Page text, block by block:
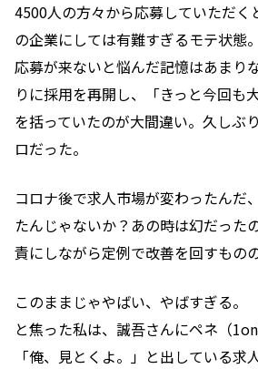
4500人の方々から応募していただく
の企業にしては有難すぎるモテ状態
応募が来ないと悩んだ記憶はあまり
りに採用を再開し、「きっと今回も
を括っていたのが大間違い。久しぶ
ロだった。
コロナ後で求人市場が変わったんだ
たんじゃないか？あの時は幻だった
責にしながら定例で改善を回すもの
このままじゃやばい、やばすぎる。
と焦った私は、誠吾さんにペネ（
「俺、見とくよ。」と出している求